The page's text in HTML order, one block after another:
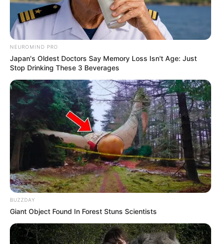
NEUROMIND PRO
Japan's Oldest Doctors Say Memory Loss Isn't Age: Just
Stop Drinking These 3 Beverages
BUZZDAY
Giant Object Found In Forest Stuns Scientists